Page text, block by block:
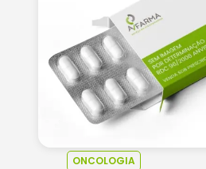
ONCOLOGIA